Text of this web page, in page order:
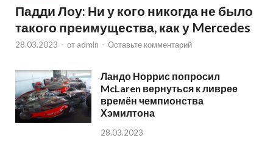
Падди Лоу: Ни у кого никогда не было
такого преимущества, как у Mercedes
28.03.2023 - от admin - Оставьте комментарий
Ландо Норрис попросил
McLaren вернуться к ливрее
времён чемпионства
Хэмилтона
28.03.2023